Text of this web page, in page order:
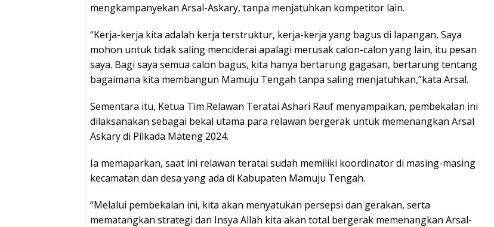
mengkampanyekan Arsal-Askary, tanpa menjatuhkan kompetitor lain.
“Kerja-kerja kita adalah kerja terstruktur, kerja-kerja yang bagus di lapangan, Saya
mohon untuk tidak saling menciderai apalagi merusak calon-calon yang lain, itu pesan
saya. Bagi saya semua calon bagus, kita hanya bertarung gagasan, bertarung tentang
bagaimana kita membangun Mamuju Tengah tanpa saling menjatuhkan,”kata Arsal.
Sementara itu, Ketua Tim Relawan Teratai Ashari Rauf menyampaikan, pembekalan ini
dilaksanakan sebagai bekal utama para relawan bergerak untuk memenangkan Arsal
Askary di Pilkada Mateng 2024.
Ia memaparkan, saat ini relawan teratai sudah memiliki koordinator di masing-masing
kecamatan dan desa yang ada di Kabupaten Mamuju Tengah.
“Melalui pembekalan ini, kita akan menyatukan persepsi dan gerakan, serta
mematangkan strategi dan Insya Allah kita akan total bergerak memenangkan Arsal-